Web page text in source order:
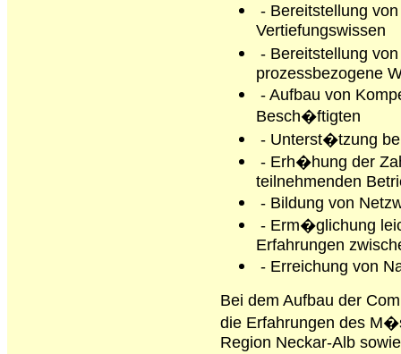
- Bereitstellung
Vertiefungswissen
- Bereitstellung
prozessbezogene
- Aufbau von
Besch�ftigten
- Unterst�tzung
- Erh�hung der
teilnehmenden
- Bildung von
- Erm�glichung
Erfahrungen
- Erreichung von
Bei dem Aufbau der
die Erfahrungen des
Region Neckar-Alb